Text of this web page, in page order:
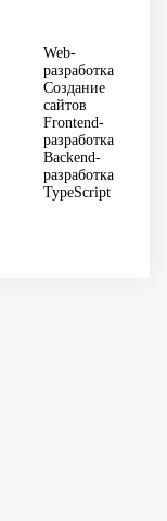
Web-
разработка
Создание
сайтов
Frontend-
разработка
Backend-
разработка
TypeScript